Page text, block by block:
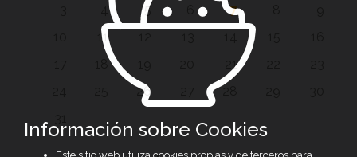
5 7
11
21
26 28
Información sobre Cookies